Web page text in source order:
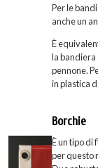
Per le
anche un
È
la bandiera
pennone.
in plastica
Borchie
È un tipo di
per questo